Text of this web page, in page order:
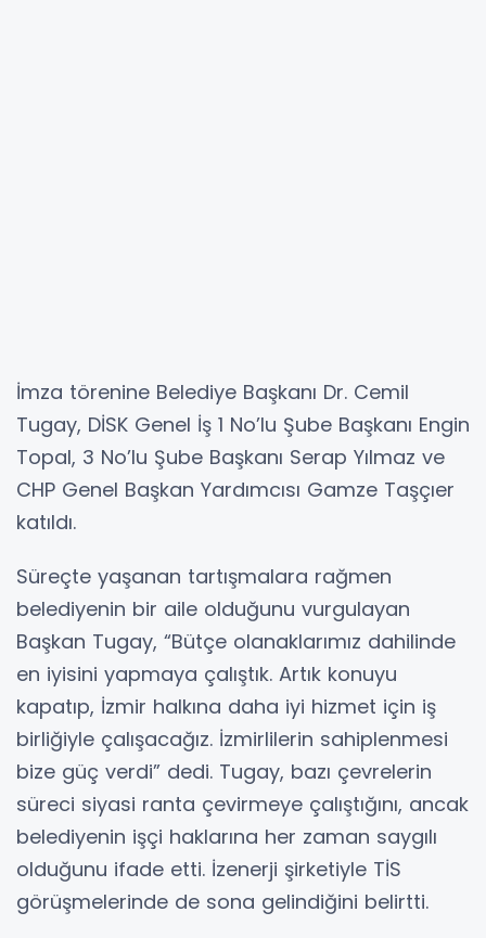
İmza törenine Belediye Başkanı Dr. Cemil
Tugay, DİSK Genel İş 1 No’lu Şube Başkanı Engin
Topal, 3 No’lu Şube Başkanı Serap Yılmaz ve
CHP Genel Başkan Yardımcısı Gamze Taşçıer
katıldı.
Süreçte yaşanan tartışmalara rağmen
belediyenin bir aile olduğunu vurgulayan
Başkan Tugay, “Bütçe olanaklarımız dahilinde
en iyisini yapmaya çalıştık. Artık konuyu
kapatıp, İzmir halkına daha iyi hizmet için iş
birliğiyle çalışacağız. İzmirlilerin sahiplenmesi
bize güç verdi” dedi. Tugay, bazı çevrelerin
süreci siyasi ranta çevirmeye çalıştığını, ancak
belediyenin işçi haklarına her zaman saygılı
olduğunu ifade etti. İzenerji şirketiyle TİS
görüşmelerinde de sona gelindiğini belirtti.